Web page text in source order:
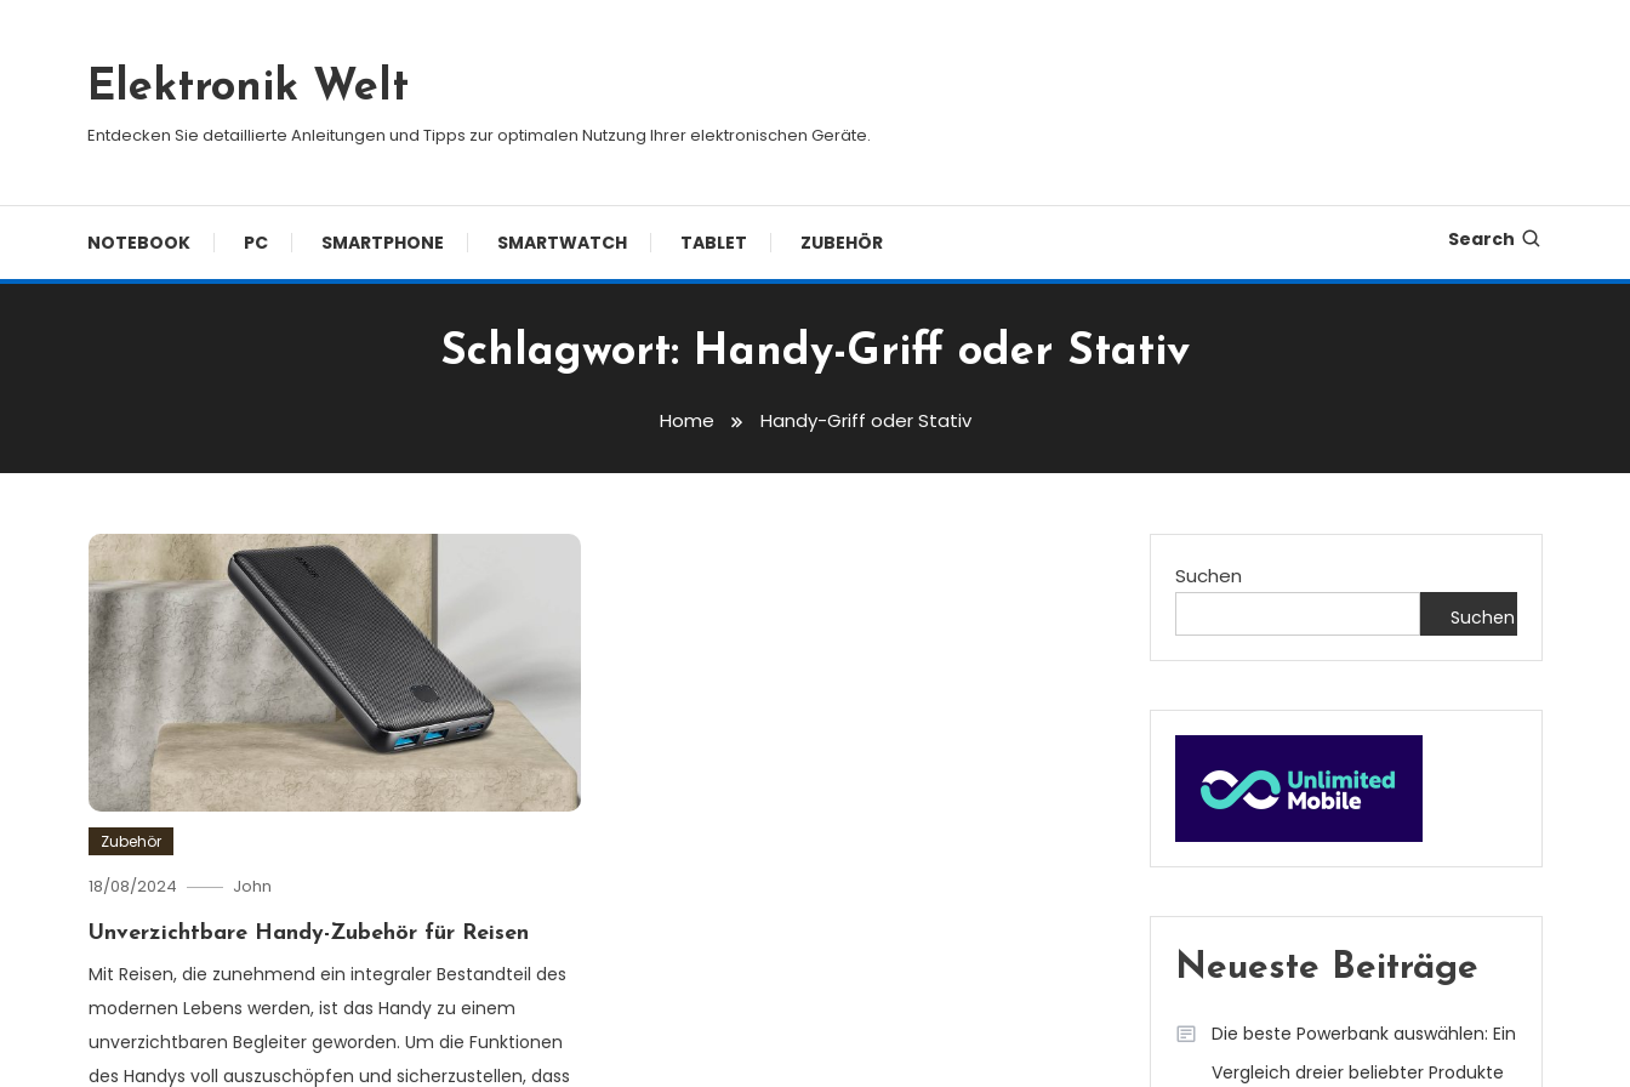
Elektronik Welt
Entdecken Sie detaillierte Anleitungen und Tipps zur optimalen Nutzung Ihrer elektronischen Geräte.
NOTEBOOK PC SMARTPHONE SMARTWATCH TABLET ZUBEHÖR Search
Schlagwort: Handy-Griff oder Stativ
Home Handy-Griff oder Stativ
Zubehör
18/08/2024 John
Unverzichtbare Handy-Zubehör für Reisen
Mit Reisen, die zunehmend ein integraler Bestandteil des
modernen Lebens werden, ist das Handy zu einem
unverzichtbaren Begleiter geworden. Um die Funktionen
des Handys voll auszuschöpfen und sicherzustellen, dass
Suchen
Suchen
Neueste Beiträge
Die beste Powerbank auswählen: Ein
Vergleich dreier beliebter Produkte